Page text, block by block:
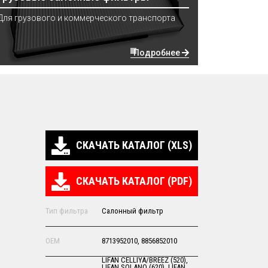
грузового и коммерческого транспорта
Подробнее
СКАЧАТЬ КАТАЛОГ (XLS)
СКАЧАТЬ КАТАЛОГ (PDF)
Тип фильтра Салонный фильтр
OEM 8713952010, 8856852010
LIFAN CELLIYA/BREEZ (520),